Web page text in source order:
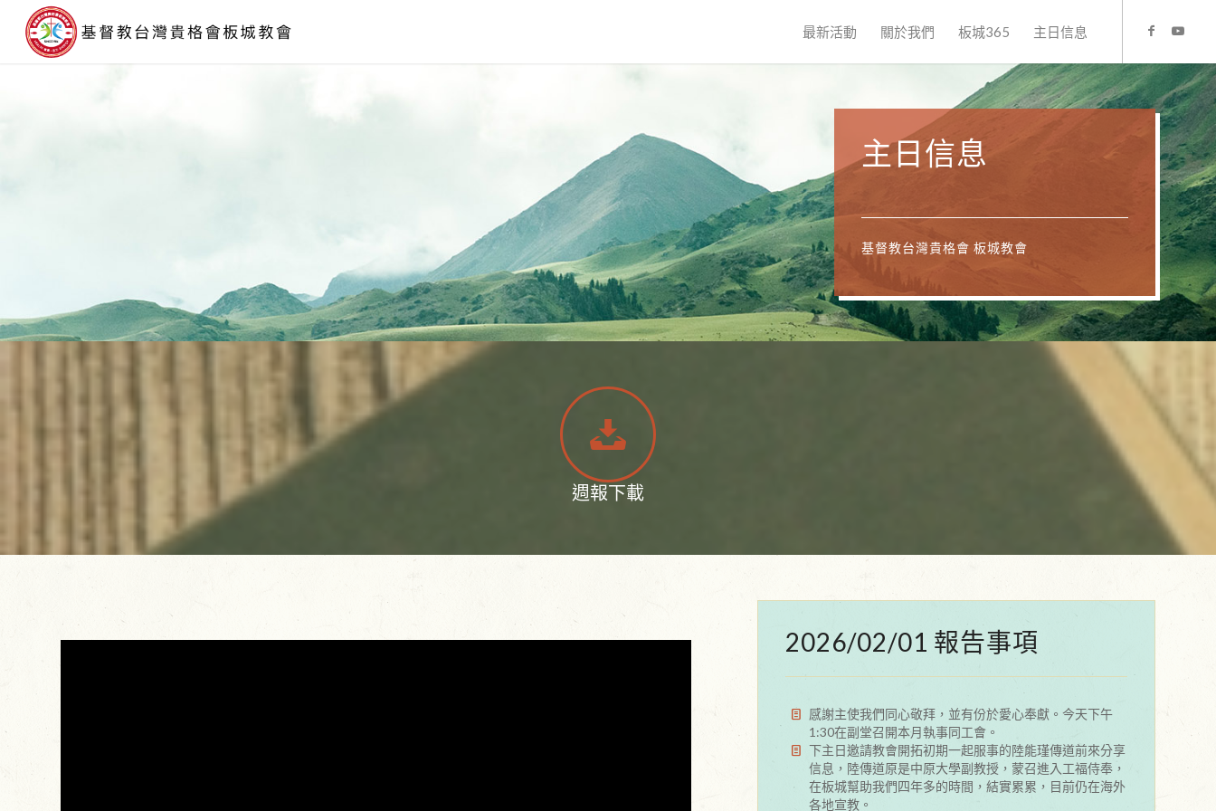
最新活動 關於我們 板城365 主日信息
主日信息
基督教台灣貴格會 板城教會
週報下載
2026/02/01 報告事項
感謝主使我們同心敬拜，並有份於愛心奉獻。今天下午
1:30在副堂召開本月執事同工會。
下主日邀請教會開拓初期一起服事的陸能瑾傳道前來分享
信息，陸傳道原是中原大學副教授，蒙召進入工福侍奉，
在板城幫助我們四年多的時間，結實累累，目前仍在海外
各地宣教。